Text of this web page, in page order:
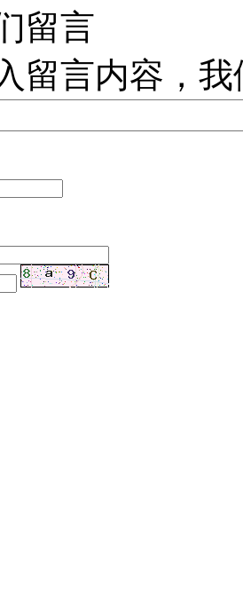
留言
留言内容，